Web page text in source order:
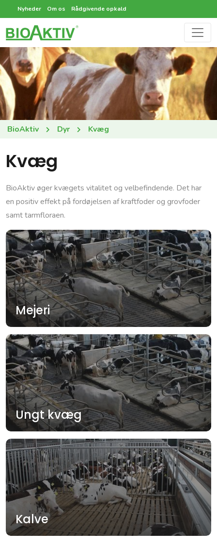
Nyheder Om os Rådgivende opkald
BioAktiv Dyr Kvæg
Kvæg
BioAktiv øger kvægets vitalitet og velbefindende. Det har
en positiv effekt på fordøjelsen af kraftfoder og grovfoder
samt tarmfloraen.
Mejeri
Ungt kvæg
Kalve